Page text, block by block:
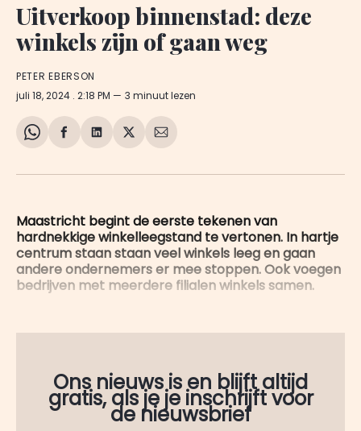
Uitverkoop binnenstad: deze
winkels zijn of gaan weg
PETER EBERSON
juli 18, 2024 . 2:18 PM 3 minuut lezen
Share
WhatsApp
Delen
Facebook
Delen
LinkedIn
Share
X
Deel
E-
Maastricht begint de eerste tekenen van
hardnekkige winkelleegstand te vertonen. In hartje
centrum staan staan veel winkels leeg en gaan
andere ondernemers er mee stoppen. Ook voegen
bedrijven met meerdere filialen winkels samen.
Ons nieuws is en blijft altijd
gratis, als je je inschrijft voor
de nieuwsbrief